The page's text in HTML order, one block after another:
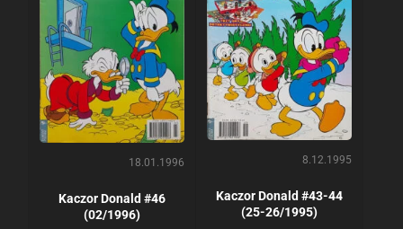
18.01.1996
Kaczor Donald #46
(02/1996)
8.12.1995
Kaczor Donald #43-44
(25-26/1995)